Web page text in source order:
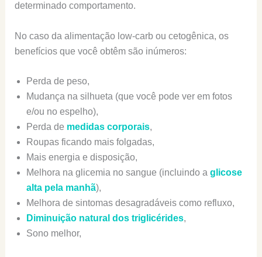
determinado comportamento.
No caso da alimentação low-carb ou cetogênica, os
benefícios que você obtêm são inúmeros:
Perda de peso,
Mudança na silhueta (que você pode ver em fotos
e/ou no espelho),
Perda de medidas corporais,
Roupas ficando mais folgadas,
Mais energia e disposição,
Melhora na glicemia no sangue (incluindo a glicose
alta pela manhã),
Melhora de sintomas desagradáveis como refluxo,
Diminuição natural dos triglicérides,
Sono melhor,